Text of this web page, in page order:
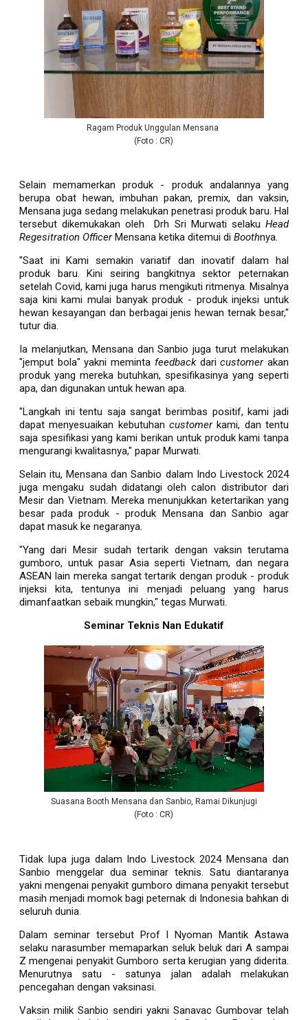
Ragam Produk Unggulan Mensana
(Foto : CR)
Selain memamerkan produk - produk andalannya yang
berupa obat hewan, imbuhan pakan, premix, dan vaksin,
Mensana juga sedang melakukan penetrasi produk baru. Hal
tersebut dikemukakan oleh
Drh Sri Murwati selakuHead
Regesitration OfficerMensana ketikaditemui di Boothnya.
"Saat ini Kami semakin variatif dan inovatif dalam hal
produk baru. Kini seiring bangkitnya sektor peternakan
setelah Covid, kami juga harus mengikuti ritmenya. Misalnya
saja kini kami mulai banyak produk - produk injeksi untuk
hewan kesayangan dan berbagai jenis hewan ternak besar,"
tutur dia.
Ia melanjutkan, Mensana dan Sanbio juga turut melakukan
"jemput bola" yakni meminta feedback daricustomerakan
produk yang mereka butuhkan, spesifikasinya yang seperti
apa, dan digunakan untuk hewan apa.
"Langkah ini tentu saja sangat berimbas positif, kami jadi
dapat menyesuaikan kebutuhan customerkami, dan tentu
saja spesifikasi yang kami berikan untuk produk kami tanpa
mengurangi kwalitasnya," papar Murwati.
Selain itu, Mensana dan Sanbio dalam Indo Livestock 2024
juga mengaku sudah didatangi oleh calon distributor dari
Mesir dan Vietnam. Mereka menunjukkan ketertarikan yang
besar pada produk - produk Mensana dan Sanbio agar
dapat masuk ke negaranya.
"Yang dari Mesir sudah tertarik dengan vaksin terutama
gumboro, untuk pasar Asia seperti Vietnam, dan negara
ASEAN lain mereka sangat tertarik dengan produk - produk
injeksi kita, tentunya ini menjadi peluang yang harus
dimanfaatkan sebaik mungkin," tegas Murwati.
Seminar Teknis Nan Edukatif
Suasana Booth Mensana dan Sanbio, Ramai Dikunjugi
(Foto : CR)
Tidak lupa juga dalam Indo Livestock 2024 Mensana dan
Sanbio menggelar dua seminar teknis. Satu diantaranya
yakni mengenai penyakit gumboro dimana penyakit tersebut
masih menjadi momok bagi peternak di Indonesia bahkan di
seluruh dunia.
Dalam seminar tersebut Prof I Nyoman Mantik Astawa
selaku narasumber memaparkan seluk beluk dari A sampai
Z mengenai penyakit Gumboro serta kerugian yang diderita.
Menurutnya satu - satunya jalan adalah melakukan
pencegahan dengan vaksinasi.
Vaksin milik Sanbio sendiri yakni Sanavac Gumbovar telah